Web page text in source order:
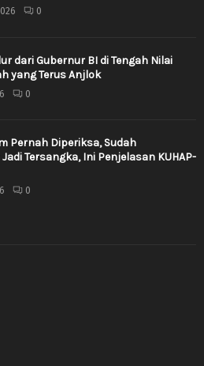
0
dari Gubernur BI di Tengah Nilai
yang Terus Anjlok
0
Pernah Diperiksa, Sudah
Tersangka, Ini Penjelasan KUHAP-
0